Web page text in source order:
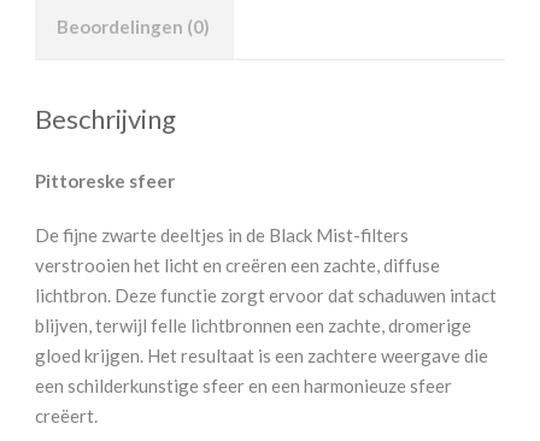
Beoordelingen (0)
Beschrijving
Pittoreske sfeer
De fijne zwarte deeltjes in de Black Mist-filters
verstrooien het licht en creëren een zachte, diffuse
lichtbron. Deze functie zorgt ervoor dat schaduwen intact
blijven, terwijl felle lichtbronnen een zachte, dromerige
gloed krijgen. Het resultaat is een zachtere weergave die
een schilderkunstige sfeer en een harmonieuze sfeer
creëert.